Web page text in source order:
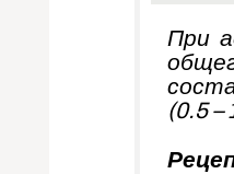
При
(0.5 –